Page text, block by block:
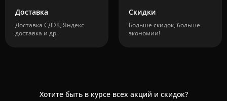
Доставка
Доставка СДЭК, Яндекс
доставка и др.
Скидки
Больше скидок, больше
экономии!
Хотите быть в курсе всех акций и скидок?